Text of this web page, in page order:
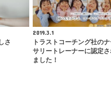
さ
2019.3.1
トラストコーチング社の
サリートレーナーに認定
ました！